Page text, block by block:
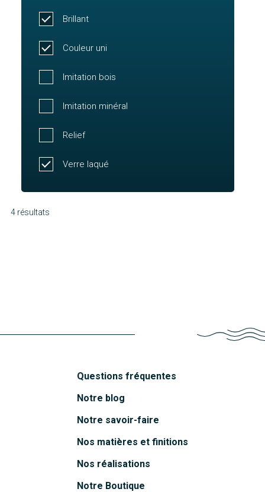
Brillant
Couleur uni
Imitation bois
Imitation minéral
Relief
Verre laqué
4 résultats
Questions fréquentes
Notre blog
Notre savoir-faire
Nos matières et finitions
Nos réalisations
Notre Boutique